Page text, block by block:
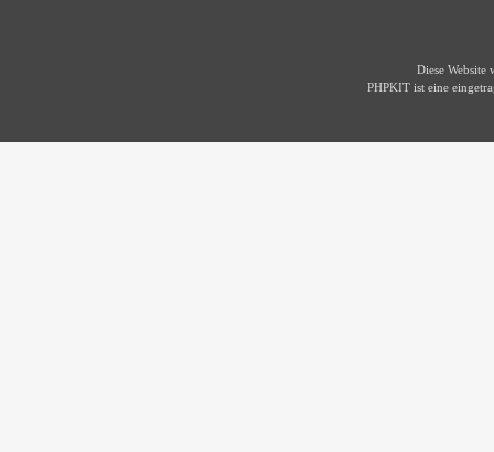
Diese Website
PHPKIT ist eine